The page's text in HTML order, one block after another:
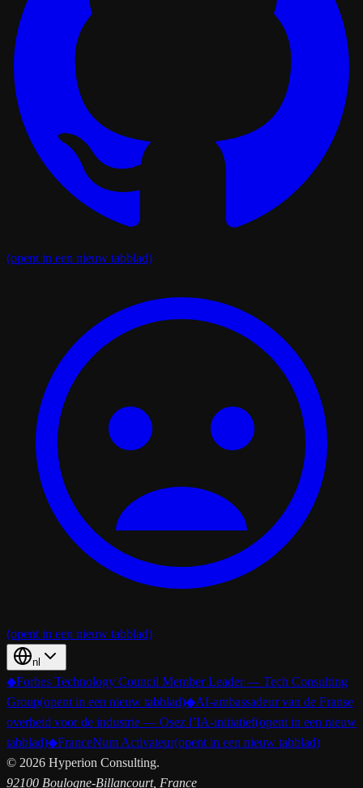
(opent in een nieuw tabblad)
(opent in een nieuw tabblad)
nl
◆Forbes Technology Council Member Leader — Tech Consulting
Group(opent in een nieuw tabblad)◆AI-ambassadeur van de Franse
overheid voor de industrie — Osez l’IA-initiatief(opent in een nieuw
tabblad)◆FranceNum Activateur(opent in een nieuw tabblad)
© 2026 Hyperion Consulting.
92100 Boulogne-Billancourt, France